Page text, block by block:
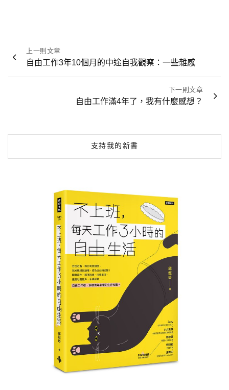
文
章
上一則文章
自由工作3年10個月的中途自我觀察：一些雜感
下一則文章
自由工作滿4年了，我有什麼感想？
支持我的新書